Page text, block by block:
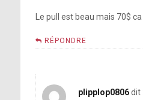
Le pull est beau mais 70$ ca
RÉPONDRE
plipplop0806 dit :